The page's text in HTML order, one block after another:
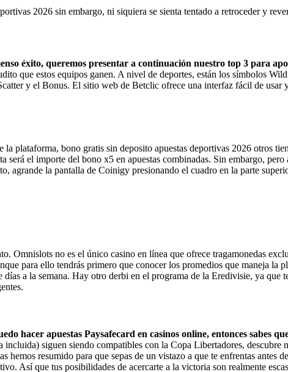
2026 sin embargo, ni siquiera se sienta tentado a retroceder y
éxito, queremos presentar a continuación nuestro top 3 para
que estos equipos ganen. A nivel de deportes, están los símbolos
y el Bonus. El sitio web de Betclic ofrece una interfaz fácil de usar
plataforma, bono gratis sin deposito apuestas deportivas 2026 otros
el importe del bono x5 en apuestas combinadas. Sin embargo, pero
agrande la pantalla de Coinigy presionando el cuadro en la parte
Omnislots no es el único casino en línea que ofrece tragamonedas
para ello tendrás primero que conocer los promedios que maneja la
a la semana. Hay otro derbi en el programa de la Eredivisie, ya que
hacer apuestas Paysafecard en casinos online, entonces sabes
siguen siendo compatibles con la Copa Libertadores, descubre
resumido para que sepas de un vistazo a que te enfrentas antes
Así que tus posibilidades de acercarte a la victoria son realmente